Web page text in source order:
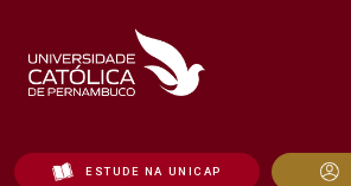
ESTUDE NA UNICAP